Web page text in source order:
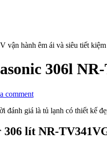
306l
commenton
lý
nên
mua
giá là tủ lạnh có thiết kế
lít NR-